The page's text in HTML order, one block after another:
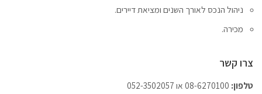
ניהול הנכס לאורך השנים ומציאת דיירים.
מכירה.
צרו קשר
טלפון: